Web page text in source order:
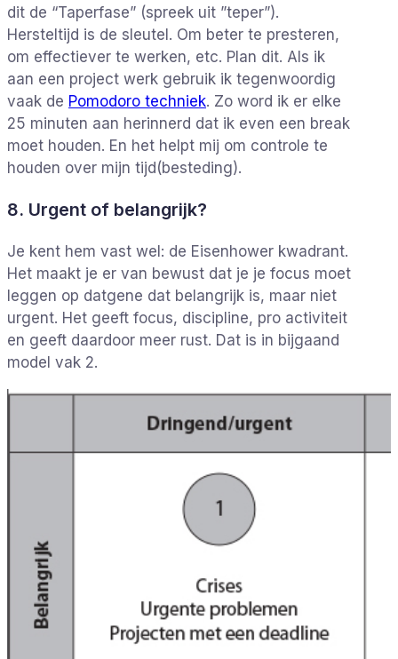
dit de “Taperfase” (spreek uit ”teper”).
Hersteltijd is de sleutel. Om beter te presteren,
om effectiever te werken, etc. Plan dit. Als ik
aan een project werk gebruik ik tegenwoordig
vaak de Pomodoro techniek. Zo word ik er elke
25 minuten aan herinnerd dat ik even een break
moet houden. En het helpt mij om controle te
houden over mijn tijd(besteding).
8. Urgent of belangrijk?
Je kent hem vast wel: de Eisenhower kwadrant.
Het maakt je er van bewust dat je je focus moet
leggen op datgene dat belangrijk is, maar niet
urgent. Het geeft focus, discipline, pro activiteit
en geeft daardoor meer rust. Dat is in bijgaand
model vak 2.